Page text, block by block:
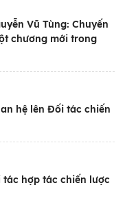
Vũ Tùng: Chuyến
chương mới trong
hệ lên Đối tác chiến
hợp tác chiến lược